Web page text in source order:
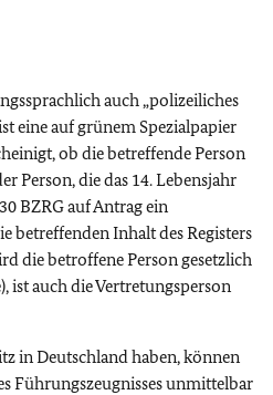
auch „polizeiliches
eine auf grünem Spezialpapier
ob die betreffende Person
Person, die das 14. Lebensjahr
BZRG auf Antrag ein
betreffenden Inhalt des Registers
die betroffene Person gesetzlich
ist auch die Vertretungsperson
in Deutschland haben, können
Führungszeugnisses unmittelbar